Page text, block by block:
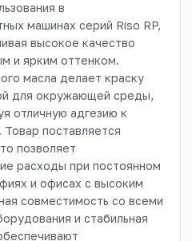
в
машинах серий Riso RP,
высокое качество
и ярким оттенком.
масла делает краску
для окружающей среды,
отличную адгезию к
поставляется
позволяет
расходы при постоянном
и офисах с высоким
совместимость со всеми
и стабильная